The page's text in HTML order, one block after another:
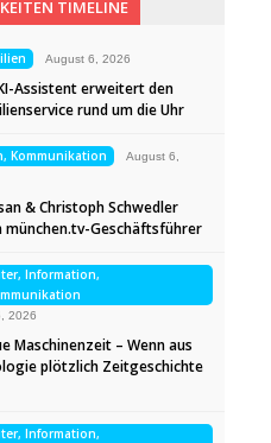
TIMELINE
August 6, 2026
Assistent erweitert den
rund um die Uhr
Kommunikation
August 6,
& Christoph Schwedler
münchen.tv-Geschäftsführer
Information,
2026
Maschinenzeit – Wenn aus
plötzlich Zeitgeschichte
Information,